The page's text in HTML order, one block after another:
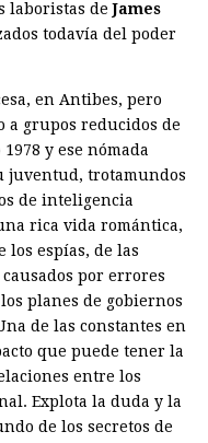
laboristas deJames
todavía del poder
en Antibes, pero
a grupos reducidos de
y ese nómada
juventud, trotamundos
de inteligencia
rica vida romántica,
los espías, de las
por errores
planes de gobiernos
de las constantes en
que puede tener la
entre los
Explota la duda y la
de los secretos de